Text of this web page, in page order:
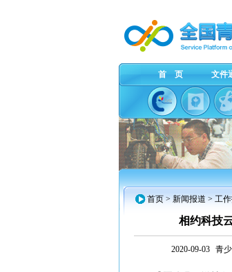
首 页 文件
首页 > 新闻报道 > 工
相约科技
2020-09-03 青